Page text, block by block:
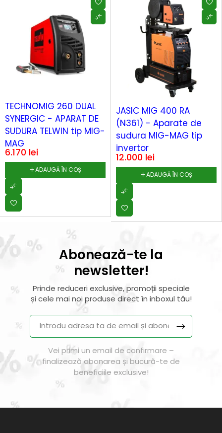
TECHNOMIG 260 DUAL
SYNERGIC - APARAT DE
SUDURA TELWIN tip MIG-
MAG
6.170 lei
ADAUGĂ ÎN COȘ
JASIC MIG 400 RA
(N361) - Aparate de
sudura MIG-MAG tip
invertor
12.000 lei
ADAUGĂ ÎN COȘ
Abonează-te la
newsletter!
Prinde reduceri exclusive, promoții speciale
și cele mai noi produse direct în inboxul tău!
Vei primi un email de confirmare –
finalizează abonarea și bucură-te de
beneficiile exclusive!